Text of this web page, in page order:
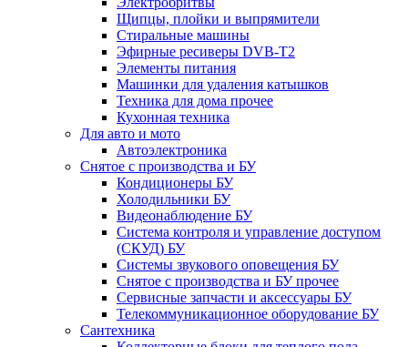
Щипцы, плойки и выпрямители
Стиральные машины
Эфирные ресиверы DVB-T2
Элементы питания
Машинки для удаления катышков
Техника для дома прочее
Кухонная техника
Для авто и мото
Автоэлектроника
Снятое с производства и БУ
Кондиционеры БУ
Холодильники БУ
Видеонаблюдение БУ
Система контроля и управление доступом
(СКУД) БУ
Системы звукового оповещения БУ
Снятое с производства и БУ прочее
Сервисные запчасти и аксессуары БУ
Телекоммуникационное оборудование БУ
Сантехника